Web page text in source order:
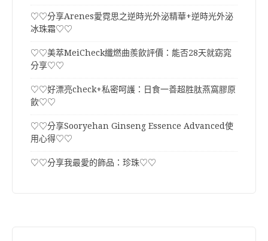
♡♡分享Arenes愛霓思之逆時光外泌精華+逆時光外泌
冰珠霜♡♡
♡♡美萃MeiCheck纖燃曲羨飲評價：能否28天就窈窕
分享♡♡
♡♡好漂亮check+私密呵護：日食一善超胜肽燕窩膠原
飲♡♡
♡♡分享Sooryehan Ginseng Essence Advanced使
用心得♡♡
♡♡分享我最愛的飾品：珍珠♡♡